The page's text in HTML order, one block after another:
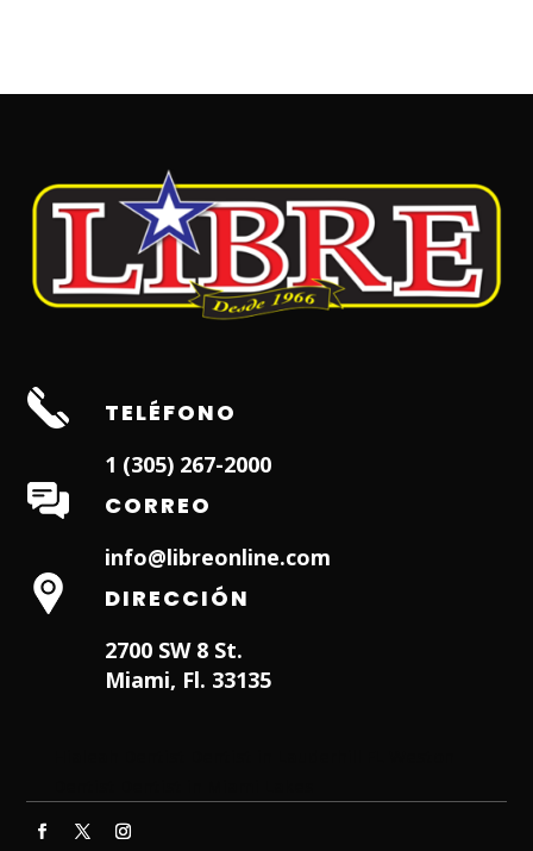
TELÉFONO
1 (305) 267-2000
CORREO
info@libreonline.com
DIRECCIÓN
2700 SW 8 St.
Miami, Fl. 33135